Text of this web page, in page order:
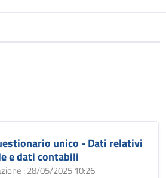
unico - Dati relativi
e dati contabili
: 28/05/2025 10:26